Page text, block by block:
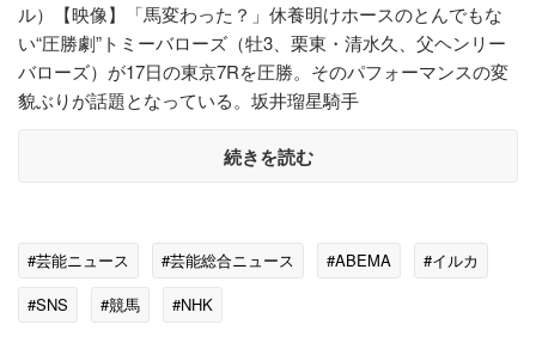
ル）【映像】「馬変わった？」休養明けホースのとんでもな
い“圧勝劇”トミーバローズ（牡3、栗東・清水久、父ヘンリー
バローズ）が17日の東京7Rを圧勝。そのパフォーマンスの変
貌ぶりが話題となっている。坂井瑠星騎手
続きを読む
#芸能ニュース #芸能総合ニュース #ABEMA
#イルカ
#SNS
#競馬 #NHK